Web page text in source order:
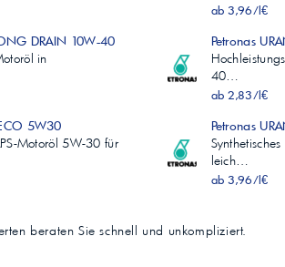
ab 3,96/l€
DRAIN 10W-40
in
Petronas
40…
ab 2,83/l€
5W30
Motoröl 5W-30 für
Petronas
leich…
ab 3,96/l€
beraten Sie schnell und unkompliziert.